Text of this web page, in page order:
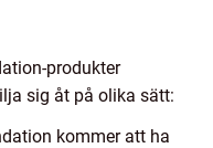
produkter
sig åt på olika sätt:
kommer att ha